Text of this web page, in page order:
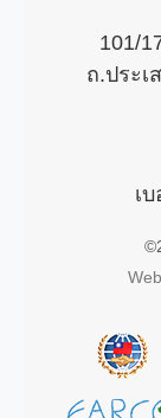
101/
ถ.ประ
เ